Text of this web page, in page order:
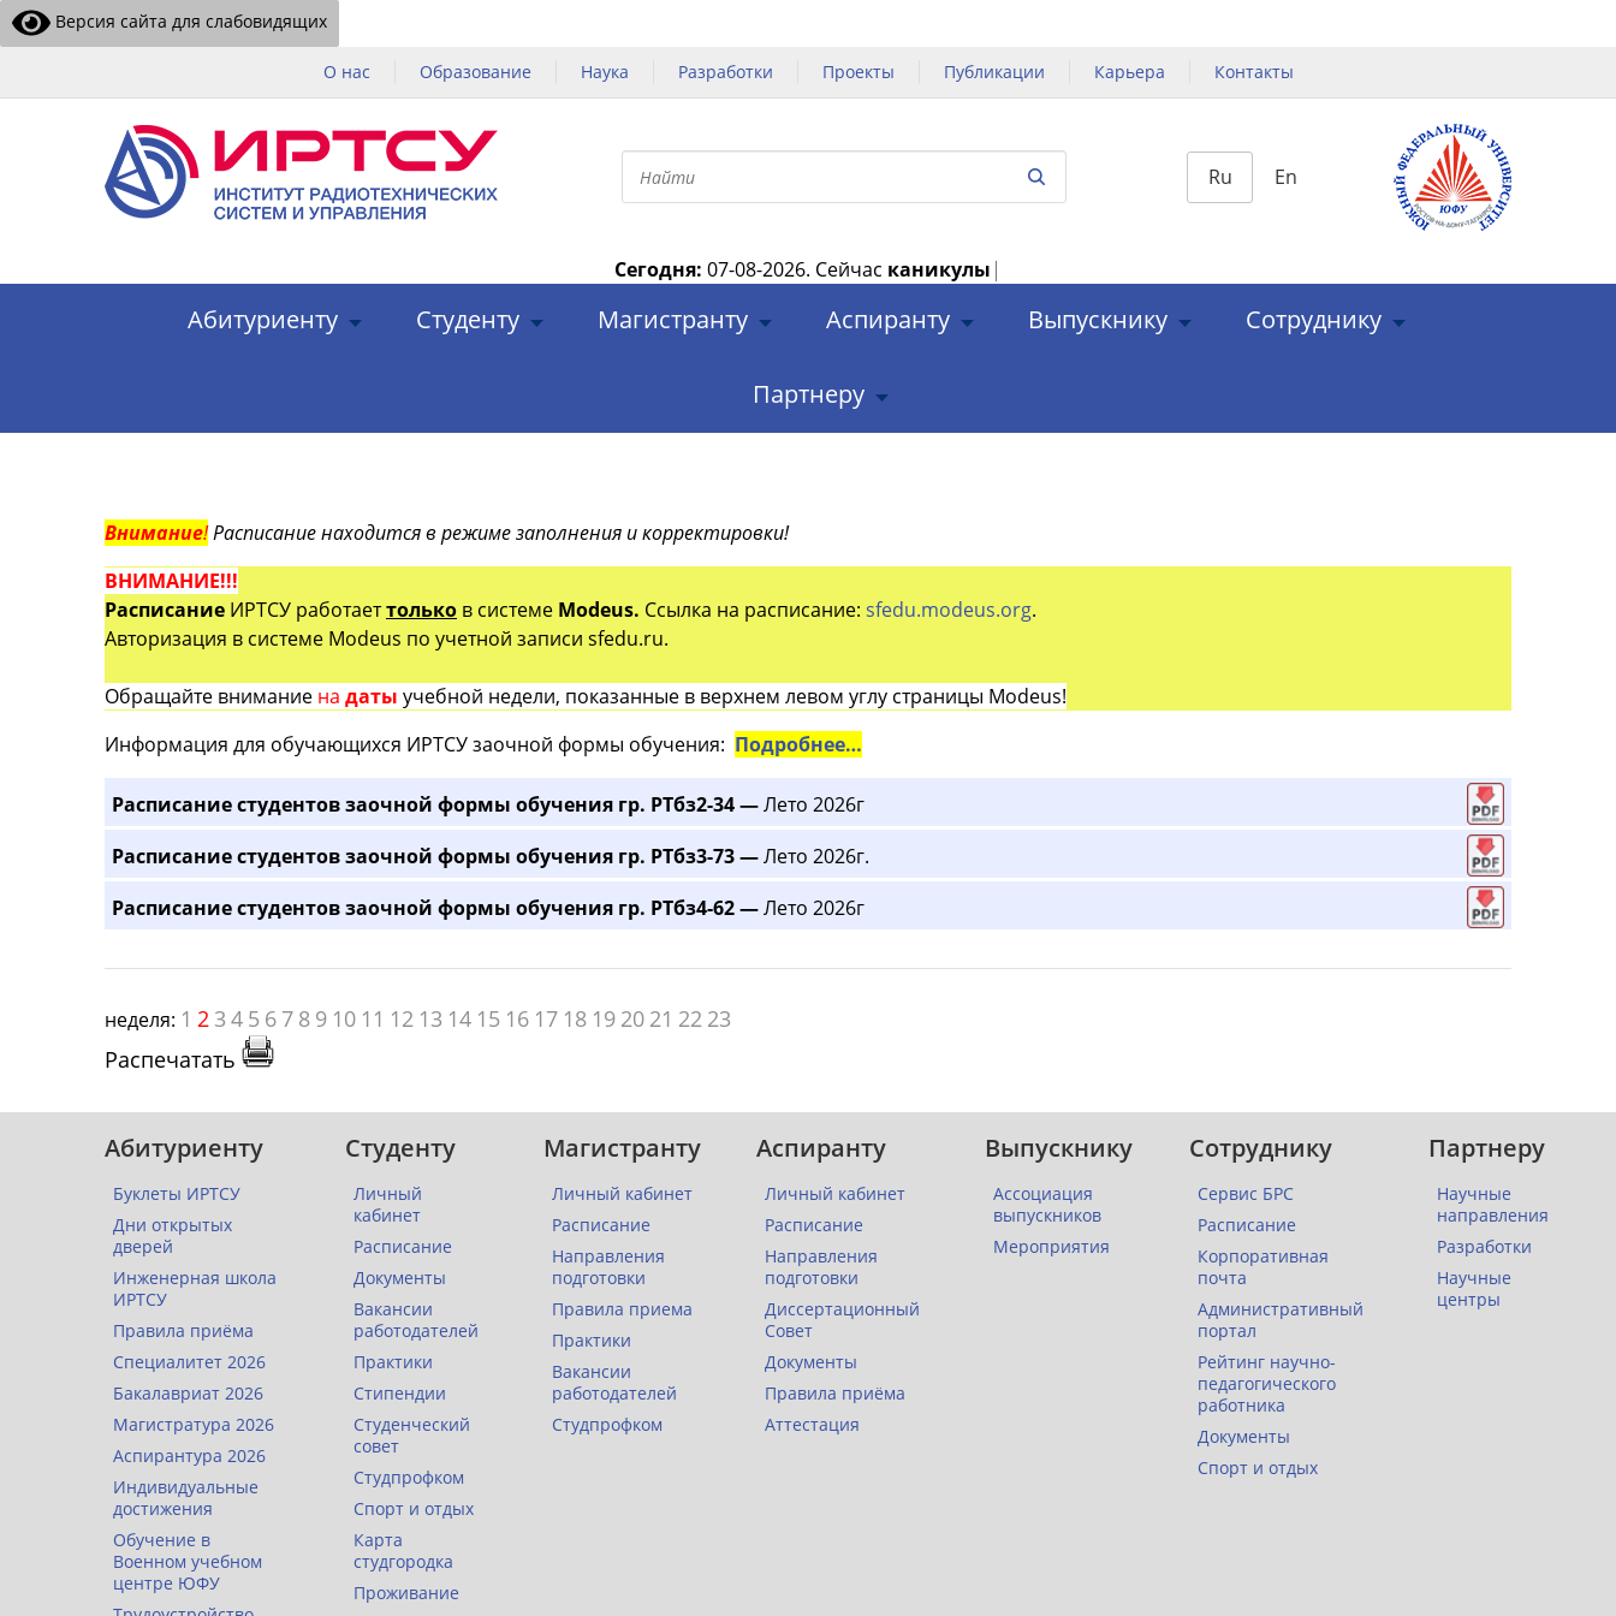
Версия сайта для слабовидящих
О нас Образование Наука Разработки Проекты Публикации Карьера Контакты
Ru En
Сегодня: 07-08-2026. Сейчас каникулы |
Абитуриенту Студенту Магистранту Аспиранту Выпускнику Сотруднику
Партнеру
Внимание!Расписание находится в режиме заполнения и корректировки!
ВНИМАНИЕ!!!
Расписание ИРТСУ работаеттолько в системе Modeus. Ссылка на расписание: sfedu.modeus.org.
Авторизация в системе Modeus по учетной записи sfedu.ru.
Обращайте внимание на даты учебной недели, показанные в верхнем левом углу страницы Modeus!
Информация для обучающихся ИРТСУ заочной формы обучения: Подробнее…
Расписание студентов заочной формы обучения гр. РТбз2-34 —Лето 2026г
Расписание студентов заочной формы обучения гр. РТбз3-73 —Лето 2026г.
Расписание студентов заочной формы обучения гр. РТбз4-62 —Лето 2026г
неделя: 1 2 3 4 5 6 7 8 9 10 11 12 13 14 15 16 17 18 19 20 21 22 23
Распечатать
Абитуриенту
Буклеты ИРТСУ
Дни открытых
дверей
Инженерная школа
ИРТСУ
Правила приёма
Специалитет 2026
Бакалавриат 2026
Магистратура 2026
Аспирантура 2026
Индивидуальные
достижения
Обучение в
Военном учебном
центре ЮФУ
Студенту
Личный
кабинет
Расписание
Документы
Вакансии
работодателей
Практики
Стипендии
Студенческий
совет
Студпрофком
Спорт и отдых
Карта
студгородка
Проживание
Магистранту
Личный кабинет
Расписание
Направления
подготовки
Правила приема
Практики
Вакансии
работодателей
Студпрофком
Аспиранту
Личный кабинет
Расписание
Направления
подготовки
Диссертационный
Совет
Документы
Правила приёма
Аттестация
Выпускнику
Ассоциация
выпускников
Мероприятия
Сотруднику
Сервис БРС
Расписание
Корпоративная
почта
Административный
портал
Рейтинг научно-
педагогического
работника
Документы
Спорт и отдых
Партнеру
Научные
направления
Разработки
Научные
центры